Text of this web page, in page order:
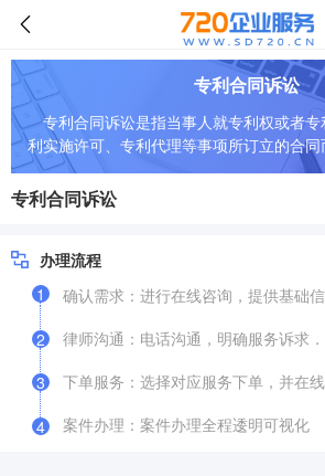
专利合同诉讼
专利合同诉讼是指当事人就专利权或者
利实施许可、专利代理等事项所订立的合
专利合同诉讼
办理流程
1
确认需求：进行在线咨询，提供基础
2
律师沟通：电话沟通，明确服务诉求
3
下单服务：选择对应服务下单，并在
4 案件办理：案件办理全程逶明可视化